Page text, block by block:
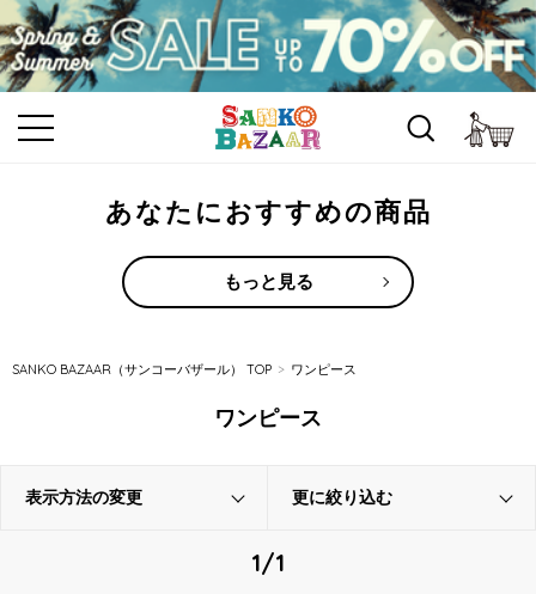
あなたにおすすめの商品
もっと見る
SANKO BAZAAR（サンコーバザール） TOP ワンピース
ワンピース
表示方法の変更 更に絞り込む
1/1